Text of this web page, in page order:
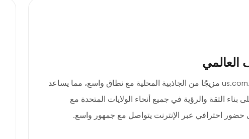
العالمي
يقدم نطاق .us.com مزيجًا من الجاذبية المحلية مع نطاق واسع، مما يساعد
بناء الثقة والرؤية في جميع أنحاء الولايات المتحدة مع
حضور احترافي عبر الإنترنت يتواصل مع جمهور واسع.